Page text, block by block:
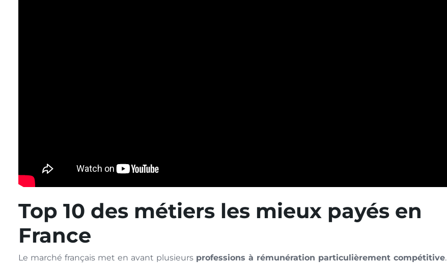
Top 10 des métiers les mieux payés en
France
Le marché français met en avant plusieurs professions à rémunération particulièrement compétitive.